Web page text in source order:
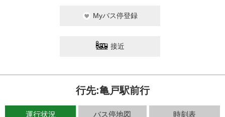
Myバス停登録
接近
行先:亀戸駅前行
運行状況 バス停地図 時刻表